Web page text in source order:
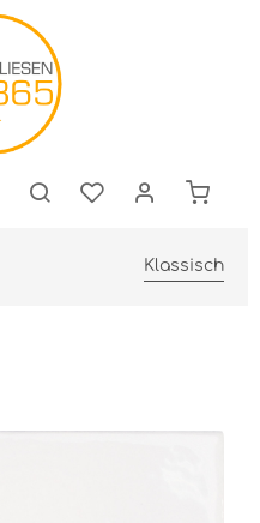
Klassisch